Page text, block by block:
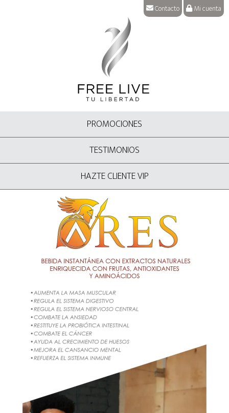
Contacto Mi cuenta
PROMOCIONES
TESTIMONIOS
HAZTE CLIENTE VIP